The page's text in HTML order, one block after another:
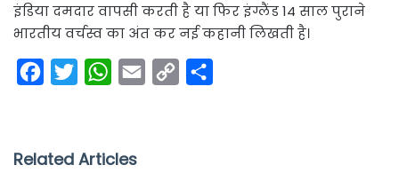
इंडिया दमदार वापसी करती है या फिर इंग्लैंड 14 साल पुराने
भारतीय वर्चस्व का अंत कर नई कहानी लिखती है।
e
t
W
t
Related Articles